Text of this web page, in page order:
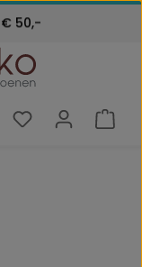
79 79
50,-